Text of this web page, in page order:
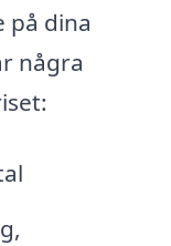
på dina
några